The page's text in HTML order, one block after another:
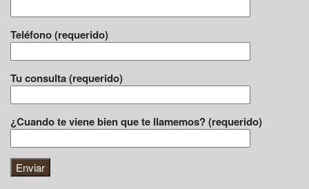
Teléfono (requerido)
Tu consulta (requerido)
¿Cuando te viene bien que te llamemos? (requerido)